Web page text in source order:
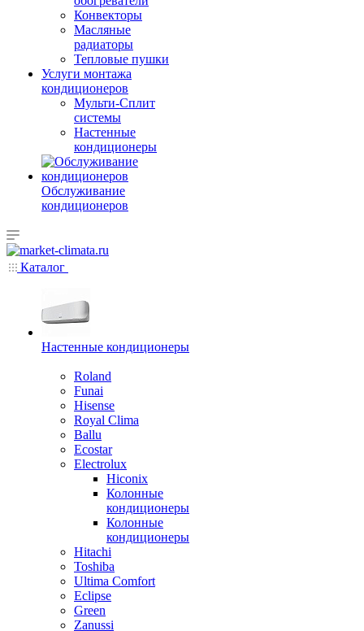
Конвекторы
Масляные
радиаторы
Тепловые пушки
Услуги монтажа
кондиционеров
Мульти-Сплит
системы
Настенные
кондиционеры
Обслуживание
кондиционеров
Каталог
Настенные кондиционеры
Roland
Funai
Hisense
Royal Clima
Ballu
Ecostar
Electrolux
Hiconix
Колонные
кондиционеры
Колонные
кондиционеры
Hitachi
Toshiba
Ultima Comfort
Eclipse
Green
Zanussi